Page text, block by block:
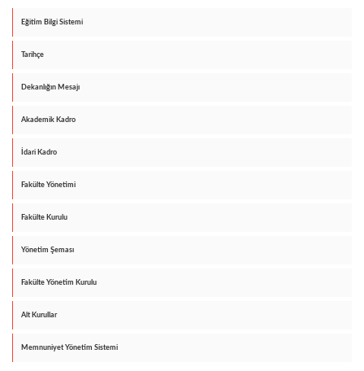
Eğitim Bilgi Sistemi
Tarihçe
Dekanlığın Mesajı
Akademik Kadro
İdari Kadro
Fakülte Yönetimi
Fakülte Kurulu
Yönetim Şeması
Fakülte Yönetim Kurulu
Alt Kurullar
Memnuniyet Yönetim Sistemi